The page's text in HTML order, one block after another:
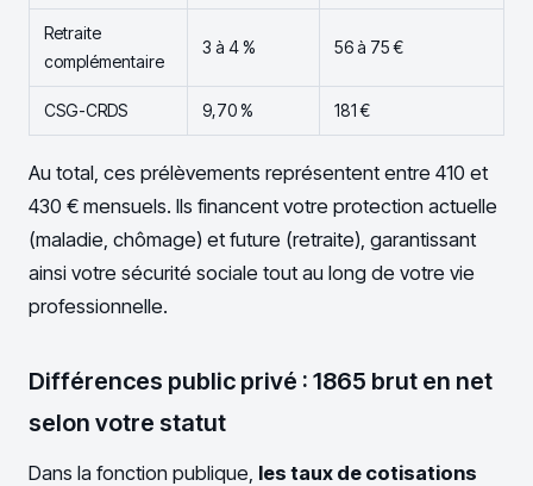
Retraite
complémentaire
3 à 4 % 56 à 75 €
CSG-CRDS 9,70 % 181 €
Au total, ces prélèvements représentent entre 410 et
430 € mensuels. Ils financent votre protection actuelle
(maladie, chômage) et future (retraite), garantissant
ainsi votre sécurité sociale tout au long de votre vie
professionnelle.
Différences public privé : 1865 brut en net
selon votre statut
Dans la fonction publique, les taux de cotisations